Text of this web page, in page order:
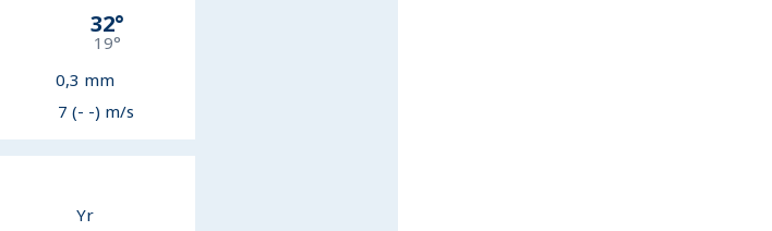
32°
19°
0,3 mm
7 (- -) m/s
Yr